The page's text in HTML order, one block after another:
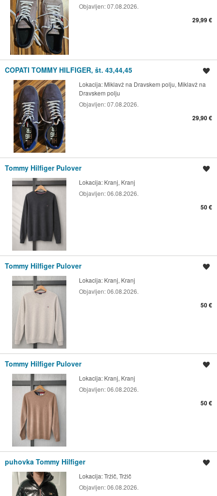
Objavljen:07.08.2026.
29,99 €
COPATI TOMMY HILFIGER, št. 43,44,45
Lokacija: Miklavž na Dravskem polju, Miklavž na
Dravskem polju
Objavljen:07.08.2026.
29,90 €
Tommy Hilfiger Pulover
Lokacija: Kranj, Kranj
Objavljen:06.08.2026.
50 €
Tommy Hilfiger Pulover
Lokacija: Kranj, Kranj
Objavljen:06.08.2026.
50 €
Tommy Hilfiger Pulover
Lokacija: Kranj, Kranj
Objavljen:06.08.2026.
50 €
puhovka Tommy Hilfiger
Lokacija:Tržič, Tržič
Objavljen:06.08.2026.